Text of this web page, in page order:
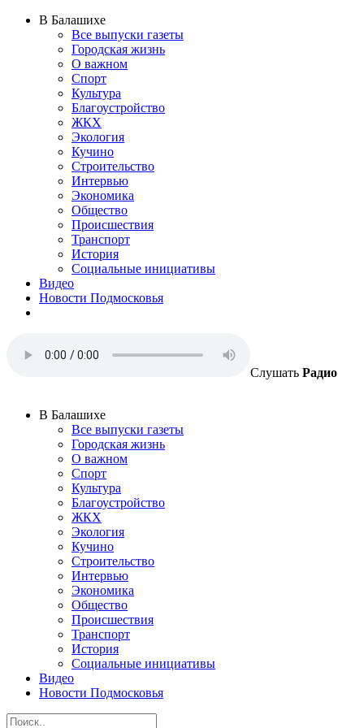
В Балашихе
Все выпуски газеты
Городская жизнь
О важном
Спорт
Культура
Благоустройство
ЖКХ
Экология
Кучино
Строительство
Интервью
Экономика
Общество
Происшествия
Транспорт
История
Социальные инициативы
Видео
Новости Подмосковья
Слушать Радио
В Балашихе
Все выпуски газеты
Городская жизнь
О важном
Спорт
Культура
Благоустройство
ЖКХ
Экология
Кучино
Строительство
Интервью
Экономика
Общество
Происшествия
Транспорт
История
Социальные инициативы
Видео
Новости Подмосковья